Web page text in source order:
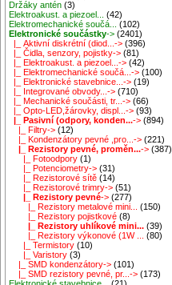
Držáky antén (3)
Elektroakust. a piezoel...
(42)
Elektromechanické součá...
(102)
Elektronické součástky-> (2401)
|_ Aktivní diskrétní (diod...-> (396)
|_ Čidla, senzory, pojistky-> (81)
|_ Elektroakust. a piezoel...-> (42)
|_ Elektromechanické součá...-> (100)
|_ Elektronické stavebnice...-> (19)
|_ Integrované obvody...-> (710)
|_ Mechanické součásti, tr...-> (66)
|_ Opto-LED,žárovky, displ...-> (93)
|_ Pasivní (odpory, konden...-> (894)
|_ Filtry-> (12)
|_ Kondenzátory pevné ,pro...-> (221)
|_ Rezistory pevné, proměn...-> (387)
|_ Fotoodpory (1)
|_ Potenciometry-> (31)
|_ Rezistorové sítě (14)
|_ Rezistorové trimry-> (51)
|_ Rezistory pevné-> (277)
|_ Rezistory metalové mini...
(150)
|_ Rezistory pojistkové (8)
|_ Rezistory uhlíkové mini... (39)
|_ Rezistory výkonové (1W ...
(80)
|_ Termistory (10)
|_ Varistory (3)
|_ SMD kondenzátory-> (101)
|_ SMD rezistory pevné, pr...-> (173)
Elektronické stavebnice...
(21)